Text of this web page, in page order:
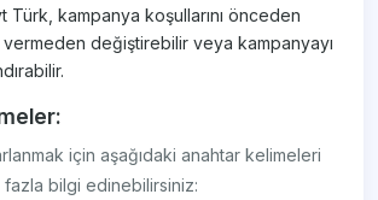
Türk, kampanya koşullarını önceden
değiştirebilir veya kampanyayı
için aşağıdaki anahtar kelimeleri
bilgi edinebilirsiniz: